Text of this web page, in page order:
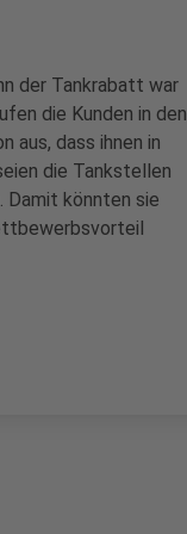
der Tankrabatt war
die Kunden in den
aus, dass ihnen in
die Tankstellen
Damit könnten sie